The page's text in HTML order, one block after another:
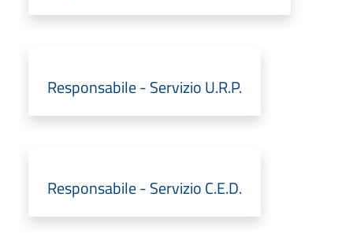
Responsabile - Servizio U.R.P.
Responsabile - Servizio C.E.D.